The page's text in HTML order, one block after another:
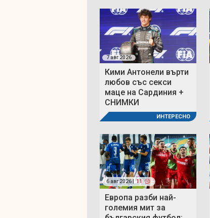
7 авг 2026
Кими Антонели върти
любов със секси
маце на Сардиния +
СНИМКИ
ИНТЕРЕСНО
6 авг 2026 | 11
Европа разби най-
големия мит за